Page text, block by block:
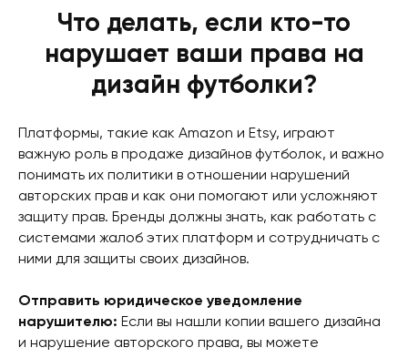
Что делать, если кто-то
нарушает ваши права на
дизайн футболки?
Платформы, такие как Amazon и Etsy, играют
важную роль в продаже дизайнов футболок, и важно
понимать их политики в отношении нарушений
авторских прав и как они помогают или усложняют
защиту прав. Бренды должны знать, как работать с
системами жалоб этих платформ и сотрудничать с
ними для защиты своих дизайнов.
Отправить юридическое уведомление
нарушителю: Если вы нашли копии вашего дизайна
и нарушение авторского права, вы можете